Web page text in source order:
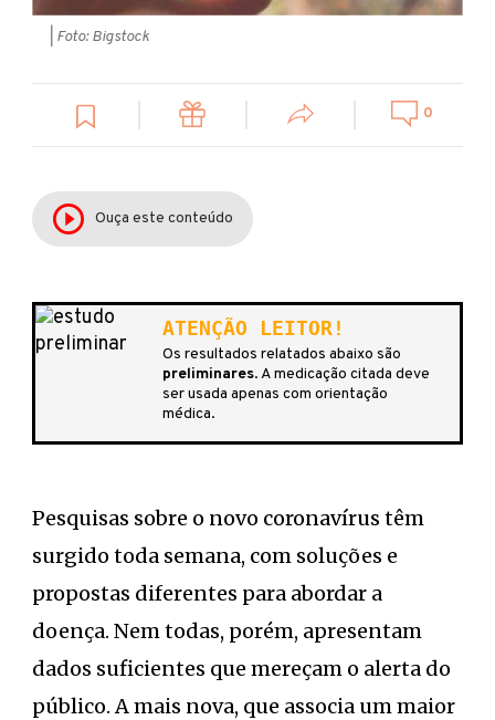
| Foto: Bigstock
0
Ouça este conteúdo
ATENÇÃO LEITOR!
Os resultados relatados abaixo são
preliminares. A medicação citada deve
ser usada apenas com orientação
médica.
Pesquisas sobre o novo coronavírus têm
surgido toda semana, com soluções e
propostas diferentes para abordar a
doença. Nem todas, porém, apresentam
dados suficientes que mereçam o alerta do
público. A mais nova, que associa um maior